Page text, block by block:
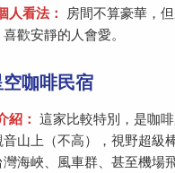
人看法： 房間不算豪華，
歡安靜的人會愛。
咖啡民宿
紹： 這家比較特別，是咖
音山上（不高），視野超級
灣海峽、風車群、甚至機場